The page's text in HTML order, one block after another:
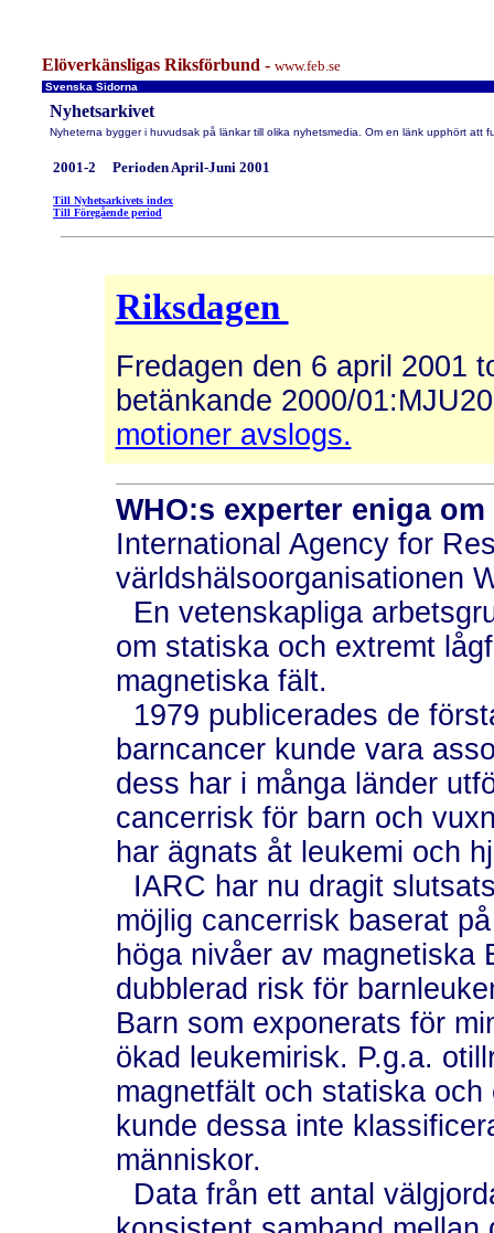
Elöverkänsligas Riksförbund - www.feb.se
Svenska Sidorna
Nyhetsarkivet
Nyheterna bygger i huvudsak på länkar till olika nyhetsmedia. Om en länk upphört att
2001-2 Perioden April-Juni 2001
Till Nyhetsarkivets index
Till Föregående period
Riksdagen
Fredagen den 6 april 2001
betänkande 2000/
motioner avslogs.
WHO:s experter eniga
International Agency for
världshälsoorganisationen
En vetenskapliga
om statiska och extremt
magnetiska fält.
1979 publicerades de
barncancer kunde vara
dess har i många länder
cancerrisk för barn och
har ägnats åt leukemi och
IARC har nu dragit
möjlig cancerrisk baserat
höga nivåer av magnetiska
dubblerad risk för
Barn som exponerats för
ökad leukemirisk. P.g.a.
magnetfält och statiska
kunde dessa inte
människor.
Data från ett antal